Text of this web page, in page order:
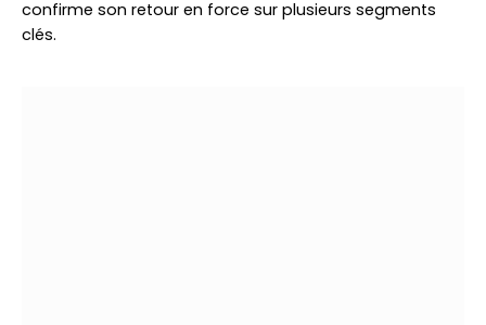
confirme son retour en force sur plusieurs segments
clés.